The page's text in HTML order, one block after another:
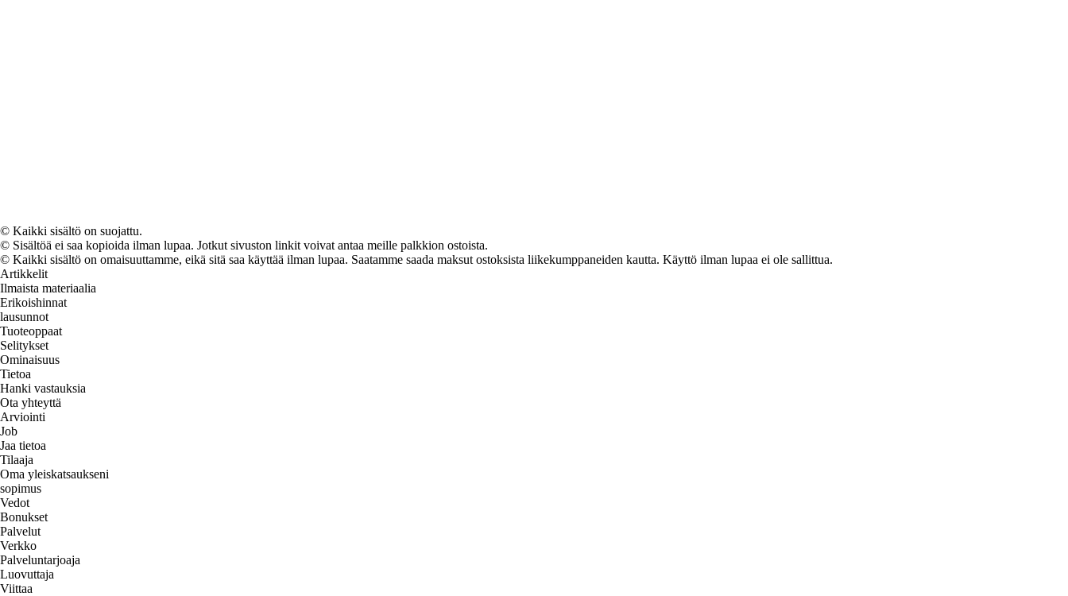
© Kaikki sisältö on suojattu.
© Sisältöä ei saa kopioida ilman lupaa. Jotkut sivuston linkit voivat antaa meille palkkion ostoista.
© Kaikki sisältö on omaisuuttamme, eikä sitä saa käyttää ilman lupaa. Saatamme saada maksut ostoksista liikekumppaneiden kautta. Käyttö ilman lupaa ei ole sallittua.
Artikkelit
Ilmaista materiaalia
Erikoishinnat
lausunnot
Tuoteoppaat
Selitykset
Ominaisuus
Tietoa
Hanki vastauksia
Ota yhteyttä
Arviointi
Job
Jaa tietoa
Tilaaja
Oma yleiskatsaukseni
sopimus
Vedot
Bonukset
Palvelut
Verkko
Palveluntarjoaja
Luovuttaja
Viittaa